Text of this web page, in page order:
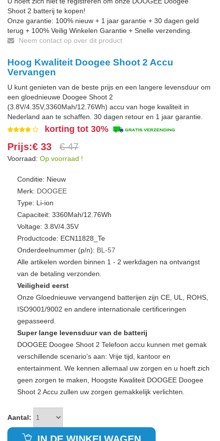
Shoot 2 batterij te kopen!
Onze garantie: 100% nieuw + 1 jaar garantie + 30 dagen geld
terug + 100% Veilig Winkelen Garantie + Snelle verzending.
Neem contact op over dit product
Hoog Kwaliteit Doogee Shoot 2 Accu
Vervangen
U kunt genieten van de beste prijs en een langere levensduur om
een gloednieuwe Doogee Shoot 2
(3.8V/4.35V,3360Mah/12.76Wh) accu van hoge kwaliteit in
Nederland aan te schaffen. 30 dagen retour en 1 jaar garantie.
korting tot 30%
Prijs:€ 33 € 47
Voorraad: Op voorraad !
Conditie: Nieuw
Merk: DOOGEE
Type: Li-ion
Capaciteit: 3360Mah/12.76Wh
Voltage: 3.8V/4.35V
Productcode: ECN11828_Te
Onderdeelnummer (p/n): BL-57
Alle artikelen worden binnen 1 - 2 werkdagen na ontvangst
van de betaling verzonden.
Veiligheid eerst
Onze Gloednieuwe vervangend batterijen zijn CE, UL, ROHS,
ISO9001/9002 en andere internationale certificeringen
gepasseerd.
Super lange levensduur van de batterij
DOOGEE Doogee Shoot 2 Telefoon accu kunnen met gemak
verschillende scenario's aan: Vrije tijd, kantoor en
entertainment. We kennen allemaal uw zorgen en u hoeft zich
geen zorgen te maken, Hoogste Kwaliteit DOOGEE Doogee
Shoot 2 Accu zullen uw zorgen gemakkelijk verlichten.
Aantal: